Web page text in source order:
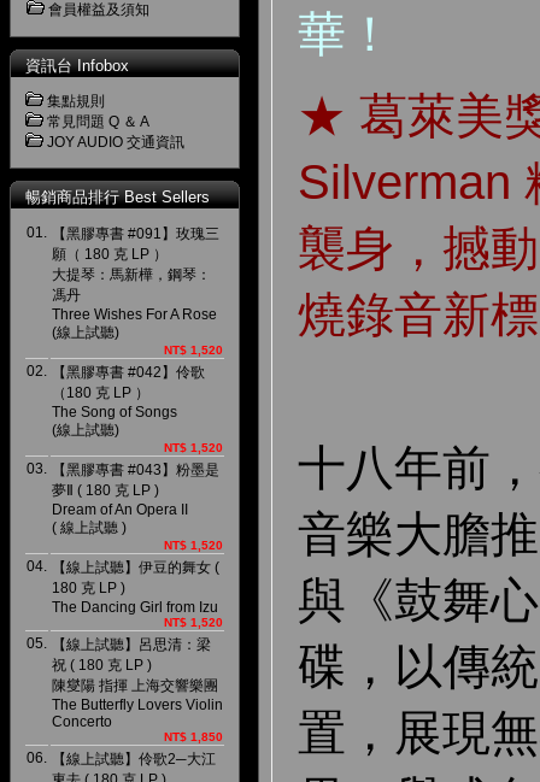
會員權益及須知
資訊台 Infobox
集點規則
常見問題 Q ＆ A
JOY AUDIO 交通資訊
暢銷商品排行 Best Sellers
01.
【黑膠專書 #091】玫瑰三
願（ 180 克 LP ）
大提琴：馬新樺，鋼琴：
馮丹
Three Wishes For A Rose
(線上試聽)
NT$ 1,520
02.
【黑膠專書 #042】伶歌
（180 克 LP ）
The Song of Songs
(線上試聽)
NT$ 1,520
03.
【黑膠專書 #043】粉墨是
夢Ⅱ ( 180 克 LP )
Dream of An Opera II
( 線上試聽 )
NT$ 1,520
04.
【線上試聽】伊豆的舞女 (
180 克 LP )
The Dancing Girl from Izu
NT$ 1,520
05.
【線上試聽】呂思清：梁
祝 ( 180 克 LP )
陳燮陽 指揮 上海交響樂團
The Butterfly Lovers Violin
Concerto
NT$ 1,850
06.
【線上試聽】伶歌2─大江
華！
★ 葛萊美
Silverman
襲身，撼
燒錄音新
十八年前
音樂大膽
與《鼓舞
碟，以傳
置，展現